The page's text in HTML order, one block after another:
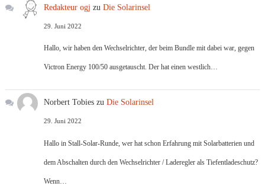
Redakteur ogj zuDie Solarinsel
29. Juni 2022
Hallo, wir haben den Wechselrichter, der beim Bundle mit dabei war, gegen
Victron Energy 100/50 ausgetauscht. Der hat einen westlich…
Norbert Tobies zuDie Solarinsel
29. Juni 2022
Hallo in Stall-Solar-Runde, wer hat schon Erfahrung mit Solarbatterien und
dem Abschalten durch den Wechselrichter / Laderegler als Tiefentladeschutz?
Wenn…